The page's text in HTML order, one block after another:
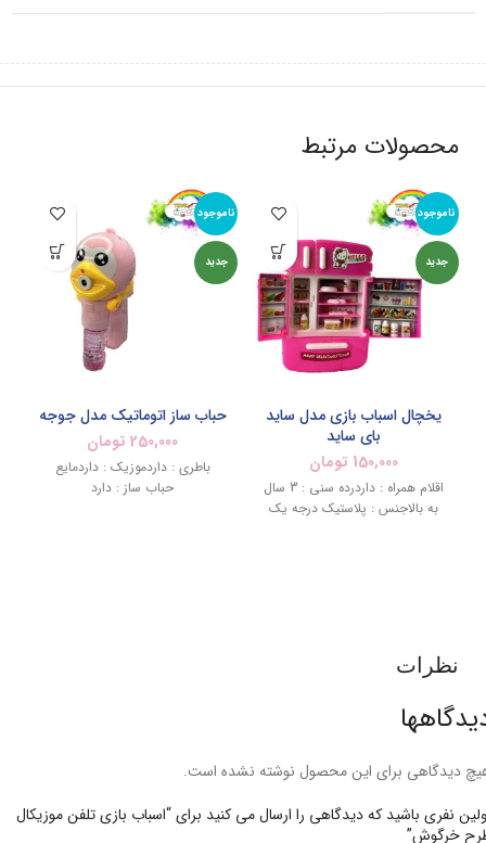
محصولات مرتبط
ناموجود
جدید
یخچال اسباب بازی مدل ساید
بای ساید
150,000 تومان
اقلام همراه : داردرده سنی : 3 سال
به بالاجنس : پلاستیک درجه یک
ناموجود
جدید
حباب ساز اتوماتیک مدل جوجه
250,000 تومان
باطری : داردموزیک : داردمایع
حباب ساز : دارد
نظرات
دیدگاهی برای این محصول نوشته نشده است.
نفری باشید که دیدگاهی را ارسال می کنید برای “اسباب بازی تلفن موزیکال
خرگوش”